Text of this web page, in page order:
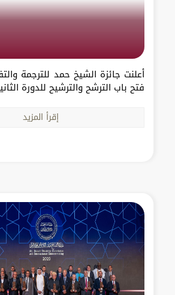
أعلنت جائزة الشيخ حمد للترجمة
فتح باب الترشح والترشيح للدورة
إقرأ المزيد